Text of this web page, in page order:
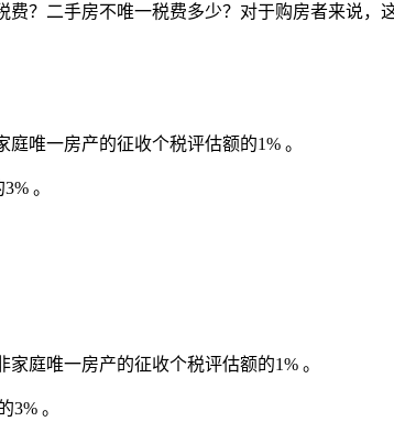
？二手房不唯一税费多少？对于购房者来说，
唯一房产的征收个税评估额的1% 。
。
庭唯一房产的征收个税评估额的1% 。
3% 。